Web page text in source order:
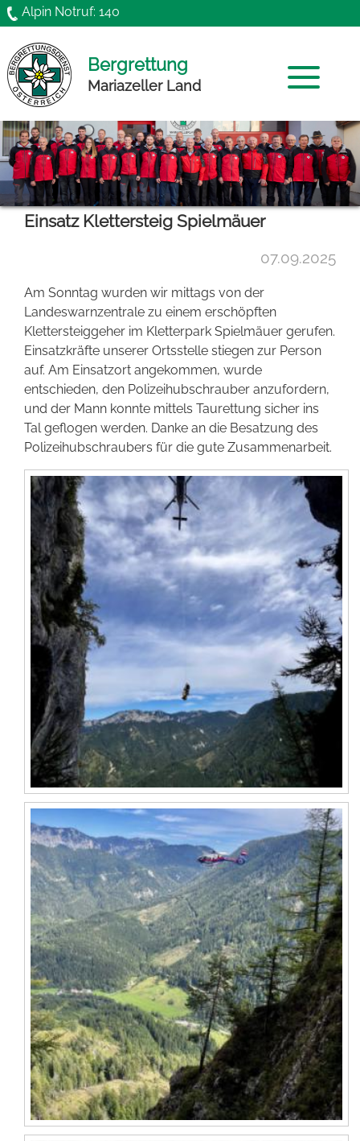
Direkt zum Inhalt
Alpin Notruf: 140
Bergrettung
Mariazeller Land
Home
Mannschaft
News
Funktionäre
Gründung
Förderer werden
Kontakt
Einsatz Klettersteig Spielmäuer
07.09.2025
Am Sonntag wurden wir mittags von der
Landeswarnzentrale zu einem erschöpften
Klettersteiggeher im Kletterpark Spielmäuer gerufen.
Einsatzkräfte unserer Ortsstelle stiegen zur Person
auf. Am Einsatzort angekommen, wurde
entschieden, den Polizeihubschrauber anzufordern,
und der Mann konnte mittels Taurettung sicher ins
Tal geflogen werden. Danke an die Besatzung des
Polizeihubschraubers für die gute Zusammenarbeit.